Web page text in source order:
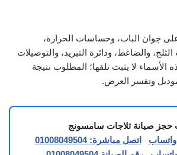
جوان الباب، وحساسات الحرارة،
والضاغط، ودائرة التبريد، والتوصيلات
الأسماء لا يثبت تلفها؛ المطلوب نتيجة
وتفسر العرض.
حجز صيانة ثلاجات سامسونج
واتساب
اتصل مباشرة: 01008049504